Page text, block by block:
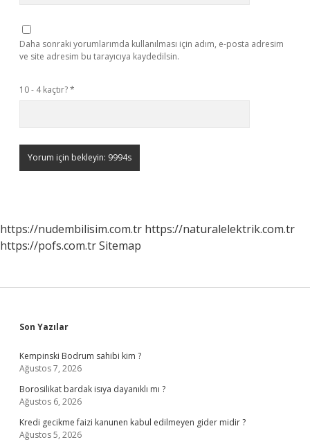
Daha sonraki yorumlarımda kullanılması için adım, e-posta adresim
ve site adresim bu tarayıcıya kaydedilsin.
10 - 4 kaçtır?*
https://nudembilisim.com.tr https://naturalelektrik.com.tr
https://pofs.com.trSitemap
Sidebar
Son Yazılar
Kempinski Bodrum sahibi kim ?
Ağustos 7, 2026
Borosilikat bardak isıya dayanıklı mı ?
Ağustos 6, 2026
Kredi gecikme faizi kanunen kabul edilmeyen gider midir ?
Ağustos 5, 2026